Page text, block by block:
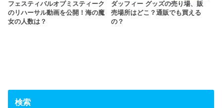
フェスティバルオブミスティーク
のリハーサル動画を公開！海の魔
女の人数は？
ダッフィー グッズの売り場、販
売場所はどこ？通販でも買える
の？
検索